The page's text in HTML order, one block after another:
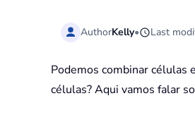
AuthorKelly• Last
Podemos combinar células
células? Aqui vamos falar